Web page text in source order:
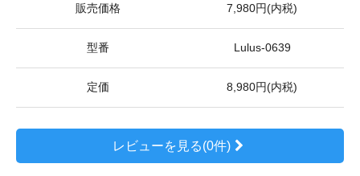
販売価格 7,980円(内税)
型番 Lulus-0639
定価 8,980円(内税)
レビューを見る(0件)